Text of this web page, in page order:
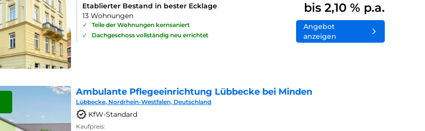
Etablierter Bestand in bester Ecklage
13 Wohnungen
✓
Teile der Wohnungen kernsaniert
✓
Dachgeschoss vollständig neu errichtet
bis 2,10 % p.a.
Angebot
anzeigen
Ambulante Pflegeeinrichtung Lübbecke bei Minden
Lübbecke, Nordrhein-Westfalen, Deutschland
KfW-Standard
Kaufpreis: